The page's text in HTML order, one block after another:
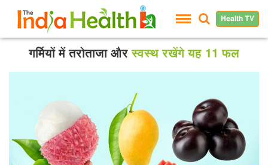
Health TV
गर्मियों में तरोताजा औरस्वस्थ रखेंगे यह 11 फल